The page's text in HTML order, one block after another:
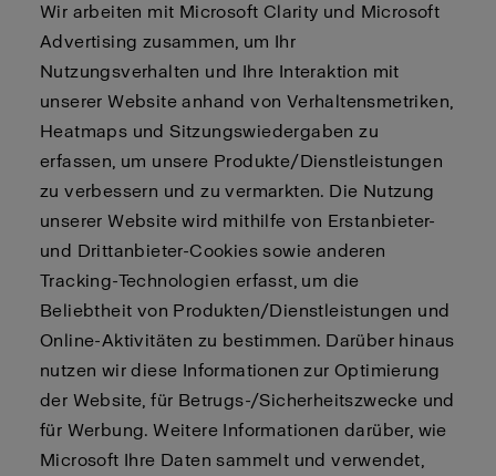
Wir arbeiten mit Microsoft Clarity und Microsoft
Advertising zusammen, um Ihr
Nutzungsverhalten und Ihre Interaktion mit
unserer Website anhand von Verhaltensmetriken,
Heatmaps und Sitzungswiedergaben zu
erfassen, um unsere Produkte/Dienstleistungen
zu verbessern und zu vermarkten. Die Nutzung
unserer Website wird mithilfe von Erstanbieter-
und Drittanbieter-Cookies sowie anderen
Tracking-Technologien erfasst, um die
Beliebtheit von Produkten/Dienstleistungen und
Online-Aktivitäten zu bestimmen. Darüber hinaus
nutzen wir diese Informationen zur Optimierung
der Website, für Betrugs-/Sicherheitszwecke und
für Werbung. Weitere Informationen darüber, wie
Microsoft Ihre Daten sammelt und verwendet,